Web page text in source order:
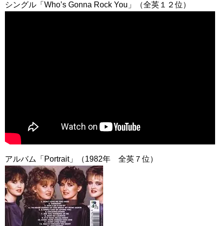
シングル「Who’s Gonna Rock You」（全英１２位）
アルバム「Portrait」（1982年 全英７位）